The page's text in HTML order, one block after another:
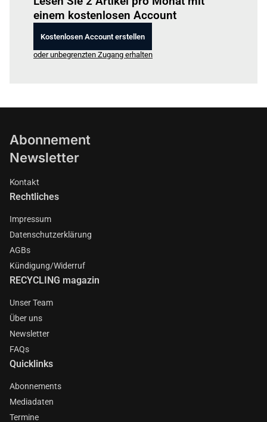
einem kostenlosen Account
Kostenlosen Account erstellen
oder unbegrenzten Zugang erhalten
Abonnement
Newsletter
Kontakt
Rechtliches
Impressum
Datenschutzerklärung
AGBs
Kündigung/Widerruf
RECYCLING magazin
Unser Team
Über uns
Newsletter
FAQs
Quicklinks
Abonnements
Mediadaten
Termine